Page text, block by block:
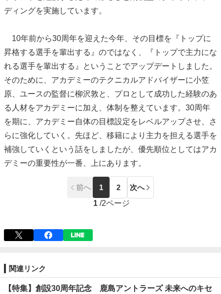
ディングを実施しています。
10年前から30周年を迎えた今年、その目標を『トップに
昇格する選手を輩出する』のではなく、『トップで主力にな
れる選手を輩出する』ということでアップデートしました。
そのために、アカデミーのテクニカルアドバイザーに小笠
原、ユースの監督に柳沢敦と、プロとして成功した経験のあ
る人材をアカデミーに加え、体制を整えています。30周年
を期に、アカデミー自体の目標設定をレベルアップさせ、さ
らに強化していく。先ほど、移籍により主力を担える選手を
補強していくという話をしましたが、優先順位としてはアカ
デミーの重要性が一番、上にあります。
前へ 1 2
次へ
1 /2ページ
関連リンク
【特集】創設30周年記念 鹿島アントラーズ 未来へのキセ